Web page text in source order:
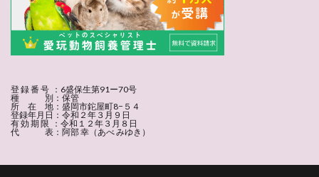
登 録 番 号 ：6盛保生第91ー70号
種 別：保管
所 在 地：盛岡市鉈屋町8−５４
登録年月日：令和２年３月９日
有 効 期 限 ：令和１２年３月８日
代 表：阿部 幸（あべ みゆき）